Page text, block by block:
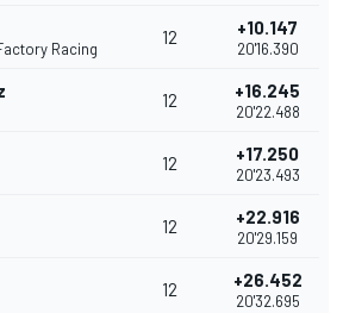
Racing
12 +10.147
20'16.390
12 +16.245
20'22.488
12 +17.250
20'23.493
12 +22.916
20'29.159
12 +26.452
20'32.695